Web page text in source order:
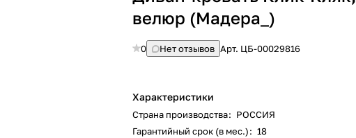
велюр (Мадера_)
0 Нет отзывов Арт. ЦБ-00029816
Характеристики
Страна производства: РОССИЯ
Гарантийный срок (в мес.): 18